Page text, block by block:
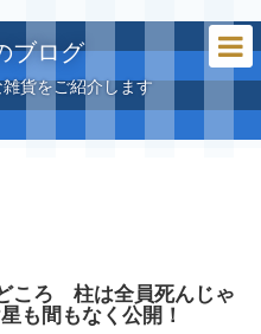
ブログ
貨をご紹介します
ころ 柱は全員死んじゃ
も間もなく公開！